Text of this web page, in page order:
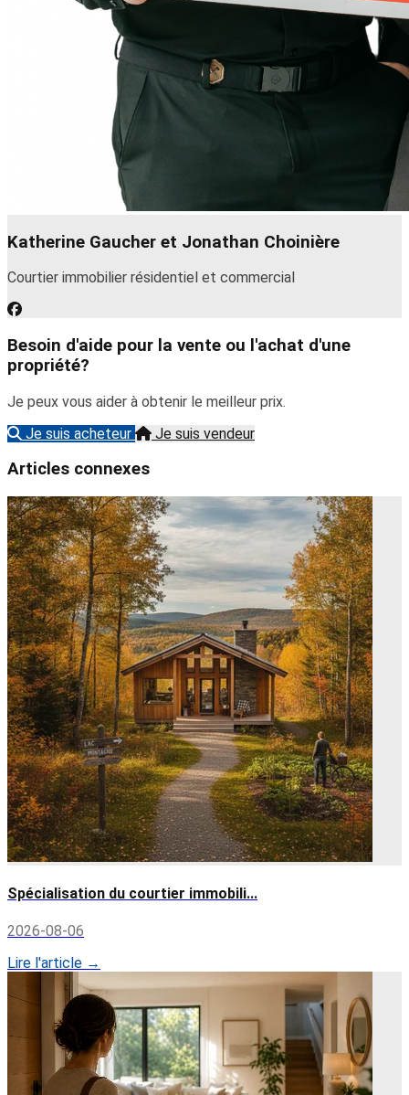
Katherine Gaucher et Jonathan Choinière
Courtier immobilier résidentiel et commercial
Besoin d'aide pour la vente ou l'achat d'une
propriété?
Je peux vous aider à obtenir le meilleur prix.
Je suis acheteur
Je suis vendeur
Articles connexes
Spécialisation du courtier immobili...
2026-08-06
Lire l'article →